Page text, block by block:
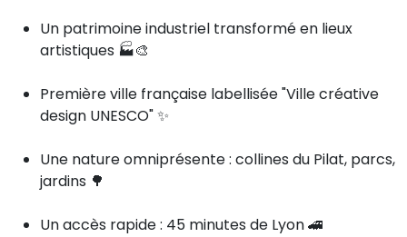
Un patrimoine industriel transformé en lieux
artistiques 🏭🎨
Première ville française labellisée "Ville créative
design UNESCO" ✨
Une nature omniprésente : collines du Pilat, parcs,
jardins 🌳
Un accès rapide : 45 minutes de Lyon 🚄